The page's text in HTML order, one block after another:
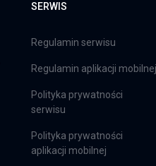
SERWIS
Regulamin serwisu
Regulamin aplikacji mobilnej
Polityka prywatności
serwisu
Polityka prywatności
aplikacji mobilnej